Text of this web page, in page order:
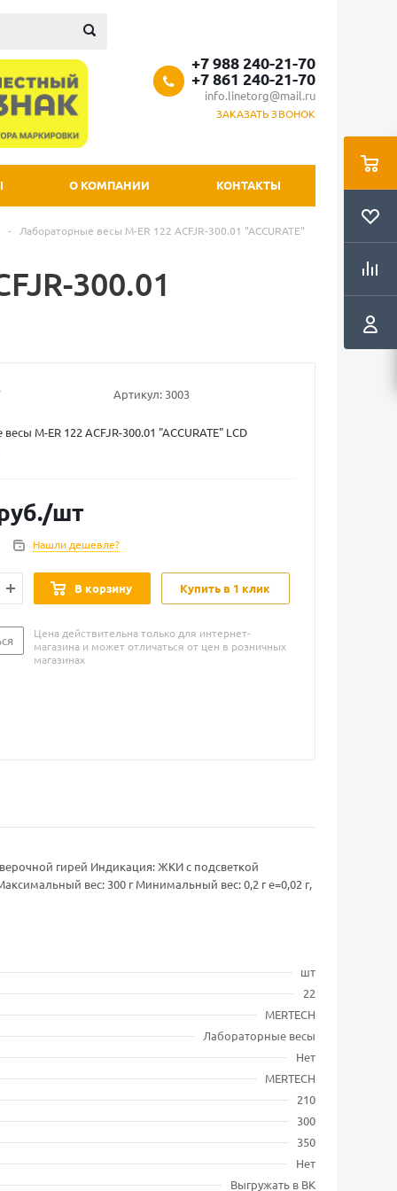
+7 988 240-21-70
+7 861 240-21-70
info.linetorg@mail.ru
ЗАКАЗАТЬ ЗВОНОК
О КОМПАНИИ КОНТАКТЫ
-
Лабораторные весы M-ER 122 АCFJR-300.01 "ACCURATE"
300.01
Артикул: 3003
M-ER 122 АCFJR-300.01 "ACCURATE" LСD
/шт
Нашли дешевле?
В корзину Купить в 1 клик
Цена действительна только для интернет-
магазина и может отличаться от цен в розничных
магазинах
гирей Индикация: ЖКИ с подсветкой
вес: 300 г Минимальный вес: 0,2 г e=0,02 г,
шт
22
MERTECH
Лабораторные весы
Нет
MERTECH
210
300
350
Нет
Выгружать в ВК